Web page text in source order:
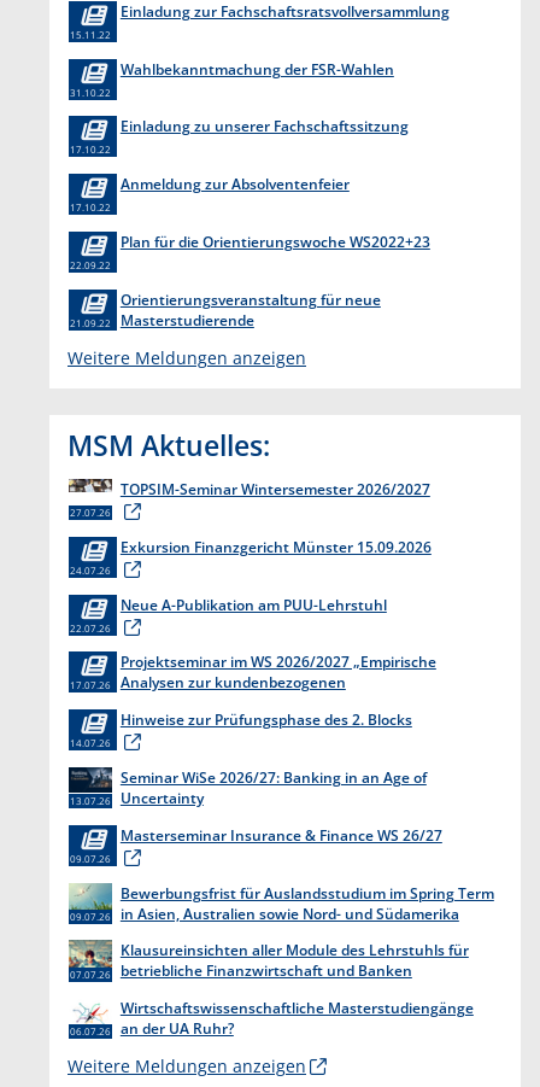
Einladung zur Fachschaftsratsvollversammlung
15.11.22
Wahlbekanntmachung der FSR-Wahlen
31.10.22
Einladung zu unserer Fachschaftssitzung
17.10.22
Anmeldung zur Absolventenfeier
17.10.22
Plan für die Orientierungswoche WS2022+23
22.09.22
Orientierungsveranstaltung für neue
Masterstudierende
21.09.22
Weitere Meldungen anzeigen
MSM Aktuelles:
TOPSIM-Seminar Wintersemester 2026/2027
27.07.26
Exkursion Finanzgericht Münster 15.09.2026
24.07.26
Neue A-Publikation am PUU-Lehrstuhl
22.07.26
Projektseminar im WS 2026/2027 „Empirische
Analysen zur kundenbezogenen
17.07.26
Hinweise zur Prüfungsphase des 2. Blocks
14.07.26
Seminar WiSe 2026/27: Banking in an Age of
Uncertainty
13.07.26
Masterseminar Insurance & Finance WS 26/27
09.07.26
Bewerbungsfrist für Auslandsstudium im Spring Term
in Asien, Australien sowie Nord- und Südamerika
09.07.26
Klausureinsichten aller Module des Lehrstuhls für
betriebliche Finanzwirtschaft und Banken
07.07.26
Wirtschaftswissenschaftliche Masterstudiengänge
an der UA Ruhr?
06.07.26
Weitere Meldungen anzeigen